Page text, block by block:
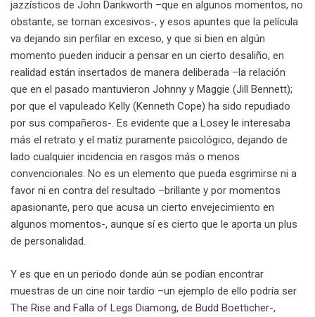
jazzísticos de John Dankworth –que en algunos momentos, no
obstante, se tornan excesivos-, y esos apuntes que la película
va dejando sin perfilar en exceso, y que si bien en algún
momento pueden inducir a pensar en un cierto desaliño, en
realidad están insertados de manera deliberada –la relación
que en el pasado mantuvieron Johnny y Maggie (Jill Bennett);
por que el vapuleado Kelly (Kenneth Cope) ha sido repudiado
por sus compañeros-. Es evidente que a Losey le interesaba
más el retrato y el matíz puramente psicológico, dejando de
lado cualquier incidencia en rasgos más o menos
convencionales. No es un elemento que pueda esgrimirse ni a
favor ni en contra del resultado –brillante y por momentos
apasionante, pero que acusa un cierto envejecimiento en
algunos momentos-, aunque sí es cierto que le aporta un plus
de personalidad.
Y es que en un periodo donde aún se podían encontrar
muestras de un cine noir tardío –un ejemplo de ello podría ser
The Rise and Falla of Legs Diamong, de Budd Boetticher-,